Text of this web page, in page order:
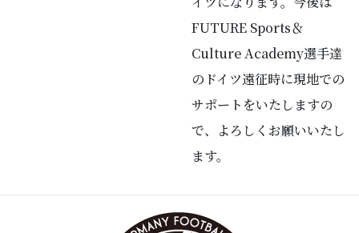
FUTURE Sports＆
Culture Academy選手達
のドイツ遠征時に現地での
サポートをいたしますの
で、よろしくお願いいたし
ます。